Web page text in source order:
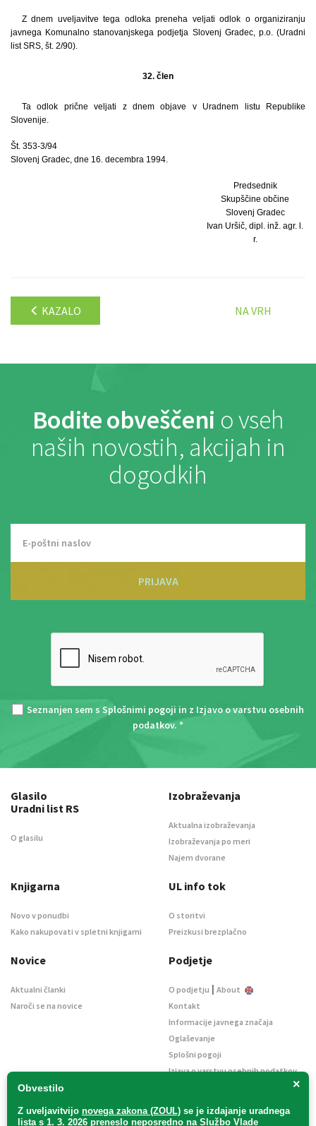
Z dnem uveljavitve tega odloka preneha veljati odlok o organiziranju
javnega Komunalno stanovanjskega podjetja Slovenj Gradec, p.o. (Uradni
list SRS, št. 2/90).
32. člen
Ta odlok prične veljati z dnem objave v Uradnem listu Republike
Slovenije.
Št. 353-3/94
Slovenj Gradec, dne 16. decembra 1994.
Predsednik
Skupščine občine
Slovenj Gradec
Ivan Uršič, dipl. inž. agr. l.
r.
KAZALO NA VRH
Bodite obveščeni o vseh
naših novostih, akcijah in
dogodkih
PRIJAVA
Seznanjen sem s Splošnimi pogoji in z Izjavo o varstvu osebnih
podatkov. *
×
Obvestilo
Z uveljavitvijo novega zakona (ZOUL) se je izdajanje uradnega
lista s 1. 3. 2026 preneslo neposredno na Službo Vlade
Glasilo
Uradni list RS
O glasilu
Izobraževanja
Aktualna izobraževanja
Izobraževanja po meri
Najem dvorane
Knjigarna
Novo v ponudbi
Kako nakupovati v spletni knjigarni
UL info tok
O storitvi
Preizkusi brezplačno
Novice
Aktualni članki
Naroči se na novice
Podjetje
O podjetju | About
Kontakt
Informacije javnega značaja
Oglaševanje
Splošni pogoji
Izjava o varstvu osebnih podatkov